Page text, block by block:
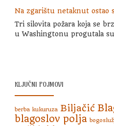
Na zgarištu netaknut ostao
Tri silovita požara koja se
u Washingtonu progutala
KLJUČNI POJMOVI
berba kukuruza Biljačić
blagoslov polja